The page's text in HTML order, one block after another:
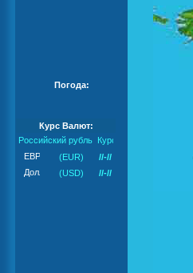
Погода:
Курс Валют:
Российский рубль
(EUR)
//-//
(USD)
//-//